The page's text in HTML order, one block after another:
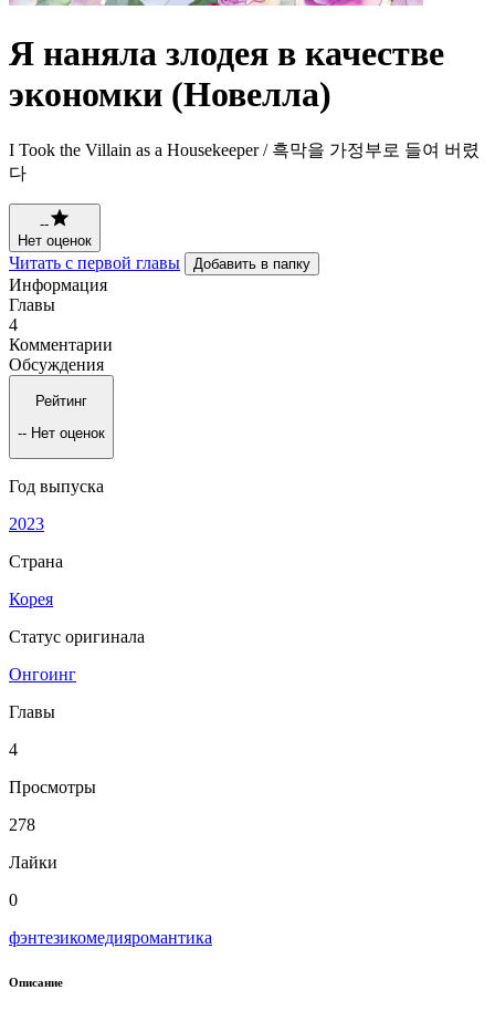
Я наняла злодея в качестве
экономки (Новелла)
I Took the Villain as a Housekeeper / 흑막을 가정부로 들여 버렸
다
--
Нет оценок
Читать с первой главы Добавить в папку
Информация
Главы
4
Комментарии
Обсуждения
Рейтинг
-- Нет оценок
Год выпуска
2023
Страна
Корея
Статус оригинала
Онгоинг
Главы
4
Просмотры
278
Лайки
0
фэнтезикомедияромантика
Описание